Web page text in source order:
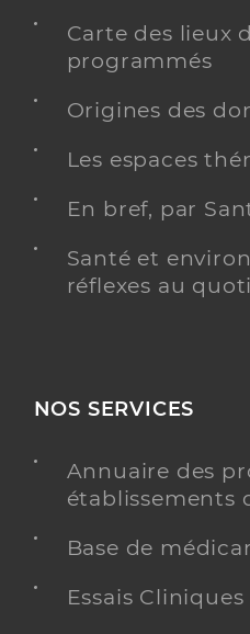
Carte des lieux
programmés
Origines des
Les espaces
En bref, par
Santé et
réflexes au
NOS SERVICES
Annuaire des
établissements
Base de
Essais Cliniques